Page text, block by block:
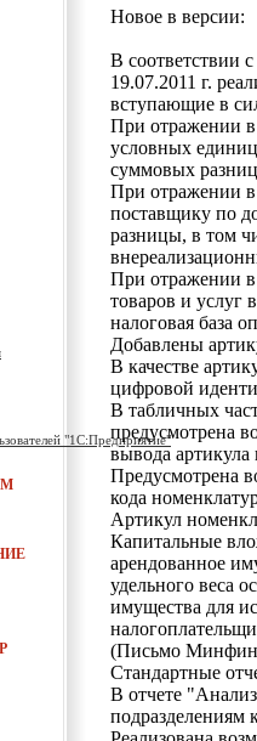
"1С:Предприятие"
Новое в версии:
В соответствии
19.07.2011 г.
вступающие в
При отражении в
условных
суммовых
При отражении в
поставщику по
разницы, в том
При отражении в
товаров и услуг
налоговая база
Добавлены
В качестве
цифровой
В табличных
предусмотрена
вывода
Предусмотрена
кода
Артикул
Капитальные
арендованное
удельного веса
имущества для
(Письмо
Стандартные
В отчете
подразделениям